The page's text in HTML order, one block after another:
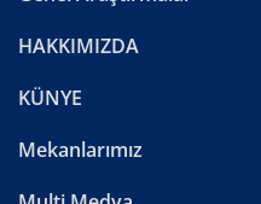
HAKKIMIZDA
KÜNYE
Mekanlarımız